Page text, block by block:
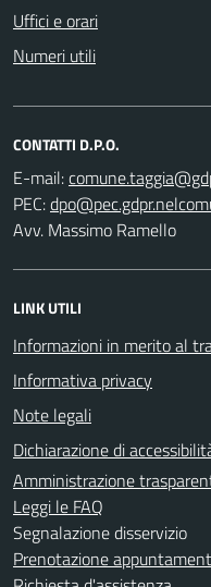
Uffici e orari
Numeri utili
CONTATTI D.P.O.
E-mail:
PEC:
Avv. Massimo Ramello
LINK UTILI
Informazioni in merito al
Informativa privacy
Note legali
Dichiarazione di
Amministrazione
Leggi le FAQ
Segnalazione disservizio
Prenotazione